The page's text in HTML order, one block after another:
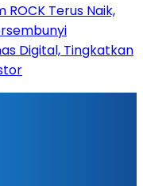
Terus Naik,
Digital, Tingkatkan